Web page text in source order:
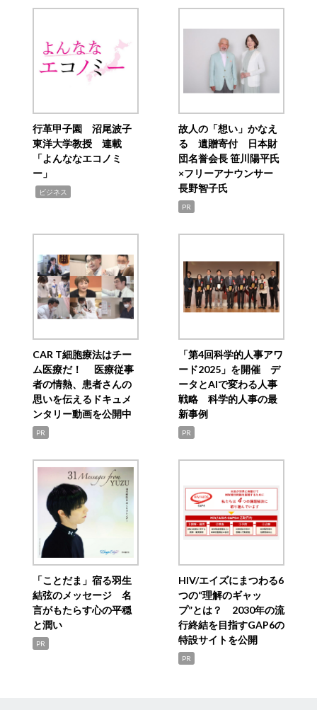
行革甲子園 沼尾波子
東洋大学教授 連載
「よんななエコノミ
ー」
ビジネス
故人の「想い」かなえ
る 遺贈寄付 日本財
団名誉会長 笹川陽平氏
×フリーアナウンサー
長野智子氏
PR
CAR T細胞療法はチー
ム医療だ！ 医療従事
者の情熱、患者さんの
思いを伝えるドキュメ
ンタリー動画を公開中
PR
「第4回科学的人事アワ
ード2025」を開催 デ
ータとAIで変わる人事
戦略 科学的人事の最
新事例
PR
「ことだま」宿る羽生
結弦のメッセージ 名
言がもたらす心の平穏
と潤い
PR
HIV/エイズにまつわる6
つの“理解のギャッ
プ”とは？ 2030年の流
行終結を目指すGAP6の
特設サイトを公開
PR